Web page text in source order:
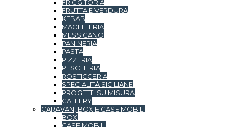
FRIGGITORIA
FRUTTA E VERDURA
KEBAB
MACELLERIA
MESSICANO
PANINERIA
PASTA
PIZZERIA
PESCHERIA
ROSTICCERIA
SPECIALITÀ SICILIANE
PROGETTI SU MISURA
GALLERY
CARAVAN, BOX E CASE MOBILI
BOX